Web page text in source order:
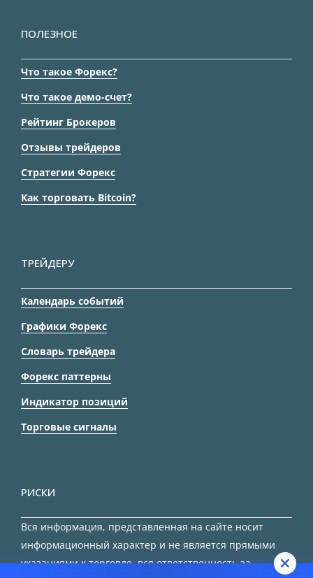
ПОЛЕЗНОЕ
Что такое Форекс?
Что такое демо-счет?
Рейтинг Брокеров
Отзывы трейдеров
Стратегии Форекс
Как торговать Bitcoin?
ТРЕЙДЕРУ
Календарь событий
Графики Форекс
Словарь трейдера
Форекс паттерны
Индикатор позиций
Торговые сигналы
РИСКИ
Вся информация, представленная на сайте носит
информационный характер и не является прямыми
указаниями к торговле, вся ответственность за